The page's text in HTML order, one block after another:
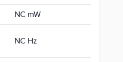
NC mW
NC Hz